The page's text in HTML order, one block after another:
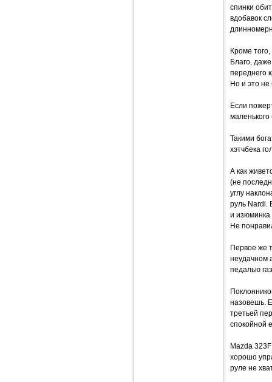
спинки
вдобавок
Кроме
Благо,
переднего
Но и это не
Если
маленького
Такими
хэтчбека
А как
(не
углу
руль Nardi.
и
Не
Первое же
неудачном
педалью
назовешь.
третьей
спокойной
Mazda
хорошо
руле не